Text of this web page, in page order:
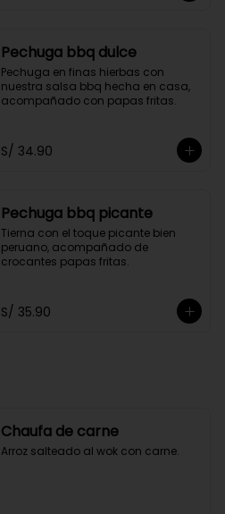
Pechuga bbq dulce
Pechuga en finas hierbas con
nuestra salsa bbq hecha en casa,
acompañado con papas fritas.
S/ 34.90
Pechuga bbq picante
Tierna con el toque picante bien
peruano, acompañado de
crocantes papas fritas.
S/ 35.90
Chaufa de carne
Arroz salteado al wok con carne.